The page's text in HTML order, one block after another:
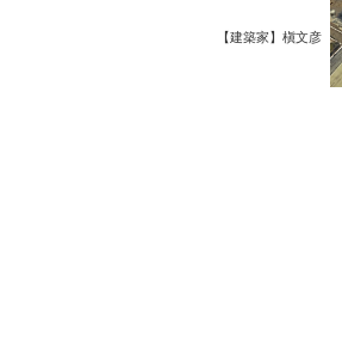
【建築家】槇文彦